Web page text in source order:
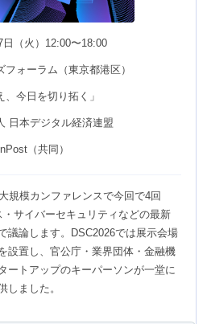
日（火）12:00〜18:00
フォーラム（東京都港区）
、今日を切り拓く」
日本デジタル経済連盟
（共同）
規模カンファレンスで今回で4回
サイバーセキュリティなどの最新
議論します。DSC2026では展示会場
設置し、官公庁・業界団体・金融機
ートアップのキーパーソンが一堂に
しました。